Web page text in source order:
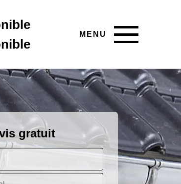
MENU
gratuit